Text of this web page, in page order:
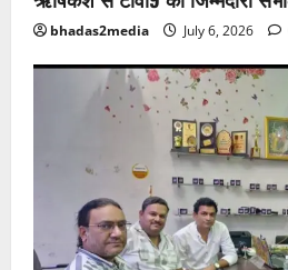
bhadas2media July 6, 2026